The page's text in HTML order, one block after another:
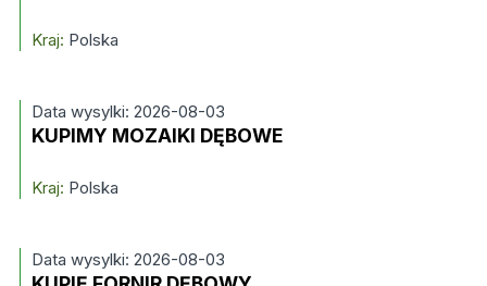
Kraj: Polska
Data wysylki: 2026-08-03
KUPIMY MOZAIKI DĘBOWE
Kraj: Polska
Data wysylki: 2026-08-03